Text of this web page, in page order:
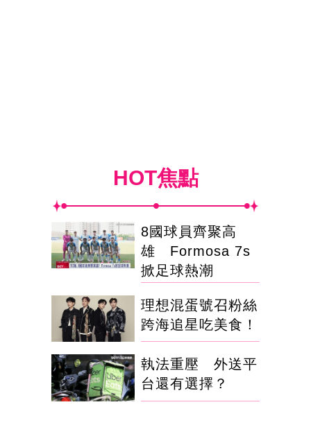
HOT焦點
8國球員齊聚高
雄 Formosa 7s
掀足球熱潮
理想混蛋號召粉絲
跨海追星吃美食！
執法重壓 外送平
台還有選擇？